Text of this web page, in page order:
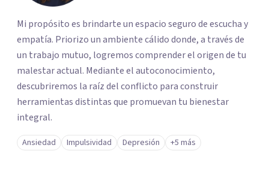
Mi propósito es brindarte un espacio seguro de escucha y
empatía. Priorizo un ambiente cálido donde, a través de
un trabajo mutuo, logremos comprender el origen de tu
malestar actual. Mediante el autoconocimiento,
descubriremos la raíz del conflicto para construir
herramientas distintas que promuevan tu bienestar
integral.
Ansiedad Impulsividad Depresión +5 más